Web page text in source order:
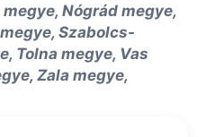
Nógrád megye,
Szabolcs-
Tolna megye, Vas
Zala megye,